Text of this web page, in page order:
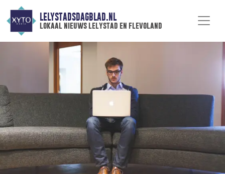
LELYSTADSDAGBLAD.NL
lokaal nieuws lelystad en flevoland